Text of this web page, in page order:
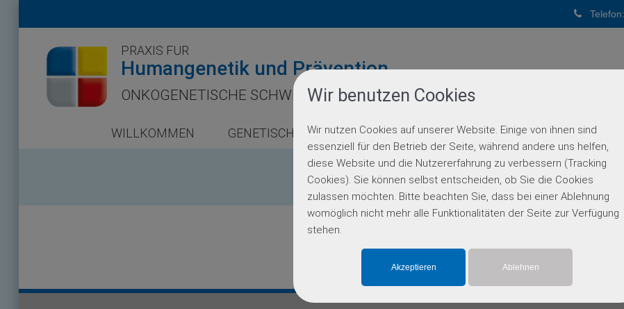
Wir benutzen Cookies
Wir nutzen Cookies auf unserer Website. Einige von ihnen sind
essenziell für den Betrieb der Seite, während andere uns helfen,
diese Website und die Nutzererfahrung zu verbessern (Tracking
Cookies). Sie können selbst entscheiden, ob Sie die Cookies
zulassen möchten. Bitte beachten Sie, dass bei einer Ablehnung
womöglich nicht mehr alle Funktionalitäten der Seite zur Verfügung
stehen.
PRAXIS FÜR
Humangenetik und Prävention
ONKOGENETISCHE SCHWERPUNKTPRAXIS
WILLKOMMEN GENETISCHE BERATUNG GENETISCHE DIAGNOSTIK
Einzelgen-Diagnostik